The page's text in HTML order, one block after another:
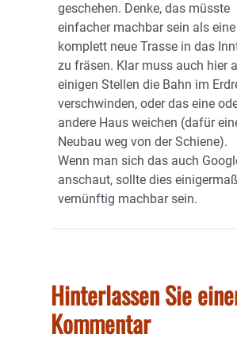
geschehen. Denke, das müsste
einfacher machbar sein als eine
komplett neue Trasse in das
zu fräsen. Klar muss auch hier
einigen Stellen die Bahn im
verschwinden, oder das eine
andere Haus weichen (dafür
Neubau weg von der Schiene).
Wenn man sich das auch
anschaut, sollte dies
vernünftig machbar sein.
Hinterlassen Sie
Kommentar